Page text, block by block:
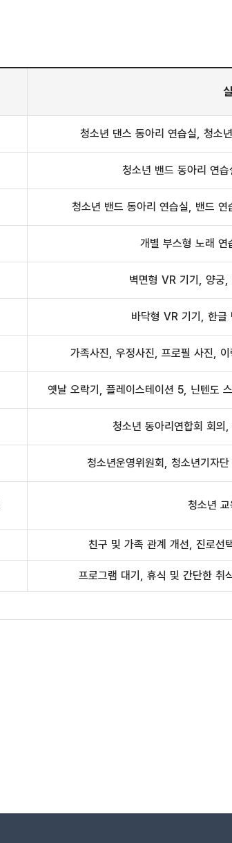
청소년 댄스 동아리 연습실, 청소
청소년 밴드 동아리 연
청소년 밴드 동아리 연습실, 밴드
개별 부스형 노래 연
벽면형 VR 기기, 양궁
바닥형 VR 기기, 한글
가족사진, 우정사진, 프로필 사진,
옛날 오락기, 플레이스테이션 5, 닌텐도
청소년 동아리연합회 회의
청소년운영위원회, 청소년기자
청소년
친구 및 가족 관계 개선, 진로선
프로그램 대기, 휴식 및 간단한 취